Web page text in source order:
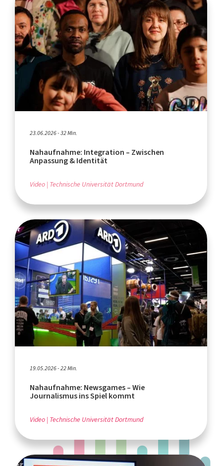
23.06.2026 - 32 Min.
Nahaufnahme: Integration – Zwischen
Anpassung & Identität
Video Technische Universität Dortmund
19.05.2026 - 22 Min.
Nahaufnahme: Newsgames – Wie
Journalismus ins Spiel kommt
Video Technische Universität Dortmund